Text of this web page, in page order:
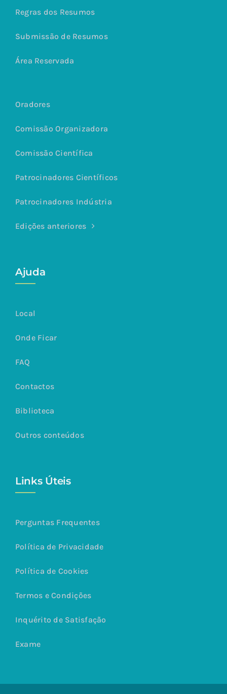
Regras dos Resumos
Submissão de Resumos
Área Reservada
Oradores
Comissão Organizadora
Comissão Científica
Patrocinadores Científicos
Patrocinadores Indústria
Edições anteriores
Ajuda
Local
Onde Ficar
FAQ
Contactos
Biblioteca
Outros conteúdos
Links Úteis
Perguntas Frequentes
Política de Privacidade
Política de Cookies
Termos e Condições
Inquérito de Satisfação
Exame